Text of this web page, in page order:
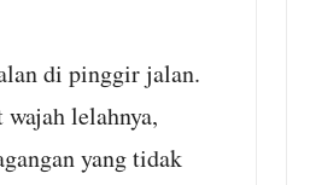
di pinggir jalan.
lelahnya,
yang tidak